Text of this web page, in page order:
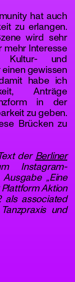
hat auch
zu erlangen.
wird sehr
mehr Interesse
und
gewissen
habe ich
Anträge
in der
zu geben.
Brücken zu
der Berliner
Instagram-
„Eine
Plattform Aktion
als associated
und